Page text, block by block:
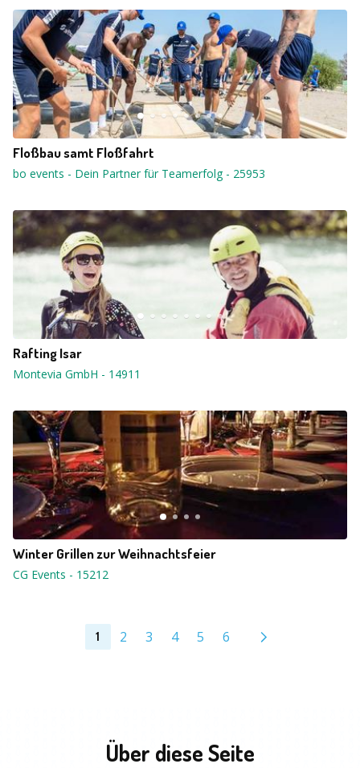
Floßbau samt Floßfahrt
bo events - Dein Partner für Teamerfolg- 25953
Rafting Isar
Montevia GmbH - 14911
Winter Grillen zur Weihnachtsfeier
CG Events - 15212
1 2 3 4 5 6
Über diese Seite